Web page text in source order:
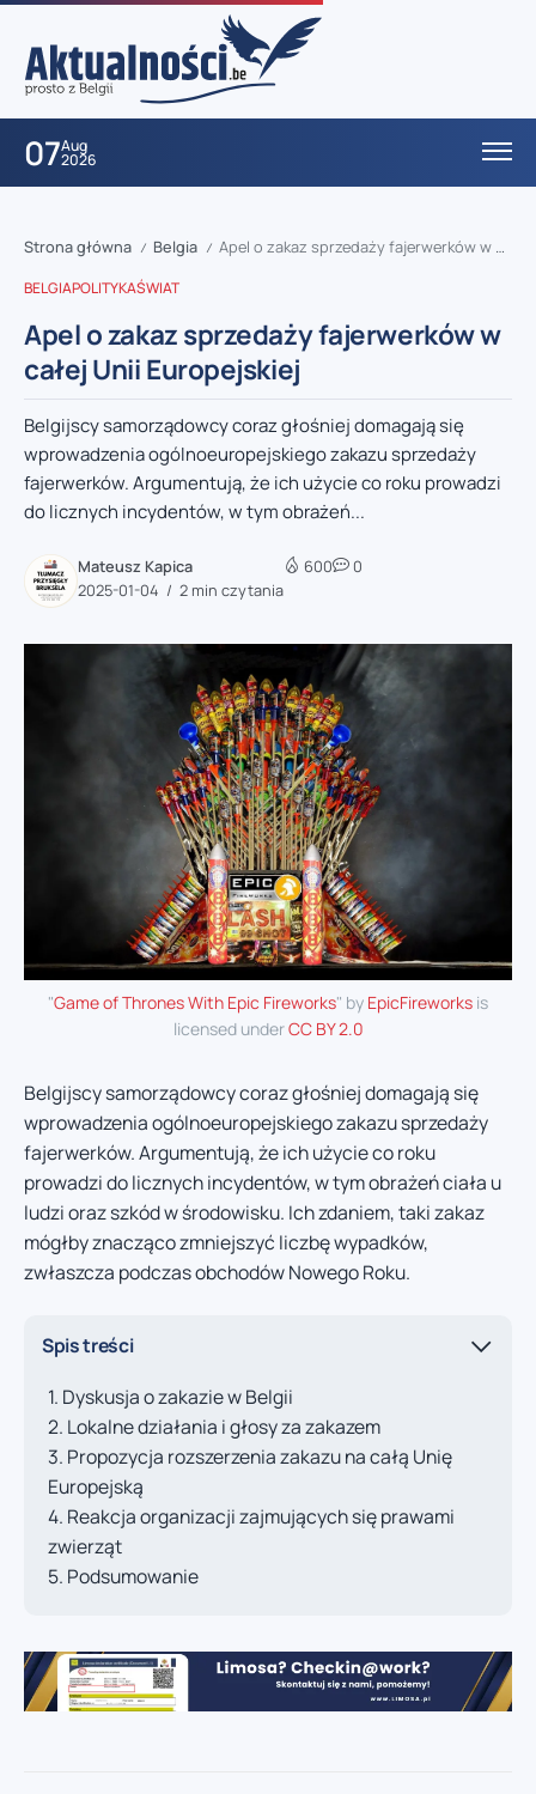
07Aug
2026
Strona główna / Belgia / Apel o zakaz sprzedaży fajerwerków w całej Unii Europejskiej
BELGIAPOLITYKAŚWIAT
Apel o zakaz sprzedaży fajerwerków w
całej Unii Europejskiej
Belgijscy samorządowcy coraz głośniej domagają się
wprowadzenia ogólnoeuropejskiego zakazu sprzedaży
fajerwerków. Argumentują, że ich użycie co roku prowadzi
do licznych incydentów, w tym obrażeń...
Mateusz Kapica
2025-01-04
2 min czytania
600 0
"Game of Thrones With Epic Fireworks" by EpicFireworks is
licensed underCC BY 2.0
Belgijscy samorządowcy coraz głośniej domagają się
wprowadzenia ogólnoeuropejskiego zakazu sprzedaży
fajerwerków. Argumentują, że ich użycie co roku
prowadzi do licznych incydentów, w tym obrażeń ciała u
ludzi oraz szkód w środowisku. Ich zdaniem, taki zakaz
mógłby znacząco zmniejszyć liczbę wypadków,
zwłaszcza podczas obchodów Nowego Roku.
Spis treści
Dyskusja o zakazie w Belgii
Lokalne działania i głosy za zakazem
Propozycja rozszerzenia zakazu na całą Unię
Europejską
Reakcja organizacji zajmujących się prawami
zwierząt
Podsumowanie